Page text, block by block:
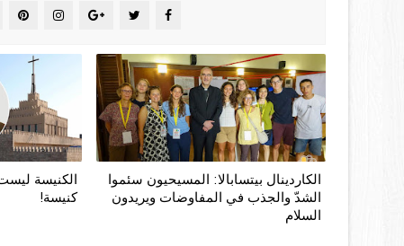
الكنيسة
كنيسة!
الكاردينال بيتسابالا: المسيحيون سئموا
الشدّ والجذب في المفاوضات ويريدون
السلام